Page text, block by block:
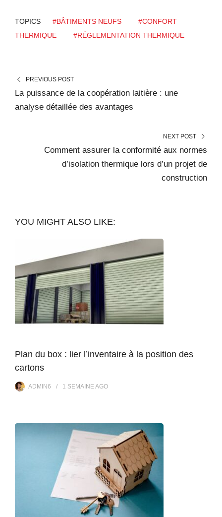
TOPICS #BÂTIMENTS NEUFS
#CONFORT
THERMIQUE
#RÉGLEMENTATION THERMIQUE
PREVIOUS POST
La puissance de la coopération laitière : une
analyse détaillée des avantages
NEXT POST
Comment assurer la conformité aux normes
d’isolation thermique lors d’un projet de
construction
YOU MIGHT ALSO LIKE:
Plan du box : lier l’inventaire à la position des
cartons
ADMIN6 1 SEMAINE AGO